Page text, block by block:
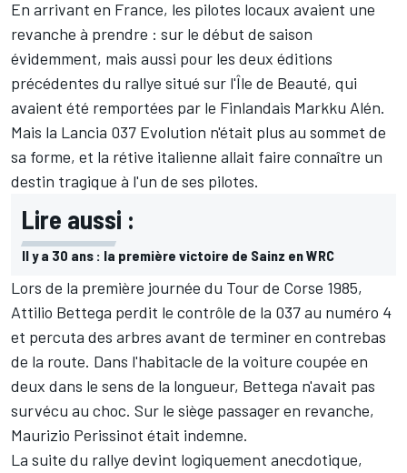
En arrivant en France, les pilotes locaux avaient une
revanche à prendre : sur le début de saison
évidemment, mais aussi pour les deux éditions
précédentes du rallye situé sur l'Île de Beauté, qui
avaient été remportées par le Finlandais Markku Alén.
Mais la Lancia 037 Evolution n'était plus au sommet de
sa forme, et la rétive italienne allait faire connaître un
destin tragique à l'un de ses pilotes.
Lire aussi :
Il y a 30 ans : la première victoire de Sainz en WRC
Lors de la première journée du Tour de Corse 1985,
Attilio Bettega perdit le contrôle de la 037 au numéro 4
et percuta des arbres avant de terminer en contrebas
de la route. Dans l'habitacle de la voiture coupée en
deux dans le sens de la longueur, Bettega n'avait pas
survécu au choc. Sur le siège passager en revanche,
Maurizio Perissinot était indemne.
La suite du rallye devint logiquement anecdotique,